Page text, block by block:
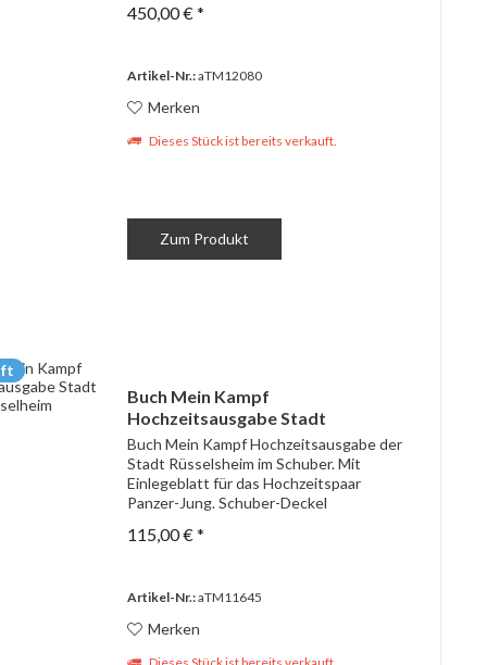
450,00 € *
Artikel-Nr.:aTM12080
Merken
Dieses Stück ist bereits verkauft.
Zum Produkt
Buch Mein Kampf
Hochzeitsausgabe Stadt
Rüsselheim
Buch Mein Kampf Hochzeitsausgabe der
Stadt Rüsselsheim im Schuber. Mit
Einlegeblatt für das Hochzeitspaar
Panzer-Jung. Schuber-Deckel
115,00 € *
Artikel-Nr.:aTM11645
Merken